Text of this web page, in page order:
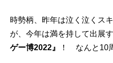
時勢柄、昨年は泣く泣くス
が、今年は満を持して出展
ゲー博2022』
！ なんと10